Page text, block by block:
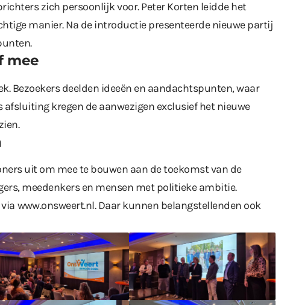
zich persoonlijk voor. Peter Korten leidde het
manier. Na de introductie presenteerde nieuwe partij
mee
Bezoekers deelden ideeën en aandachtspunten, waar
afsluiting kregen de aanwezigen exclusief het nieuwe
uit om mee te bouwen aan de toekomst van de
meedenkers en mensen met politieke ambitie.
www.onsweert.nl. Daar kunnen belangstellenden ook